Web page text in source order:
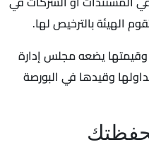
الهيئة بالترخيص لها.
وقيمتها يضعه مجلس إدارة
وقيدها في البورصة